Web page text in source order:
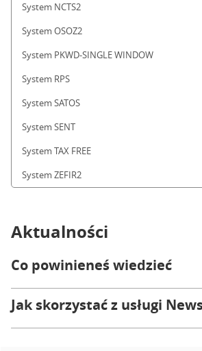
System NCTS2
System OSOZ2
System PKWD-SINGLE WINDOW
System RPS
System SATOS
System SENT
System TAX FREE
System ZEFIR2
Aktualności
Co powinieneś wiedzieć
Jak skorzystać z usługi